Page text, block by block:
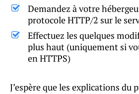
Demandez à votre
protocole HTTP/2 sur le
Effectuez les quelques
plus haut (uniquement si
en HTTPS)
J’espère que les explications du